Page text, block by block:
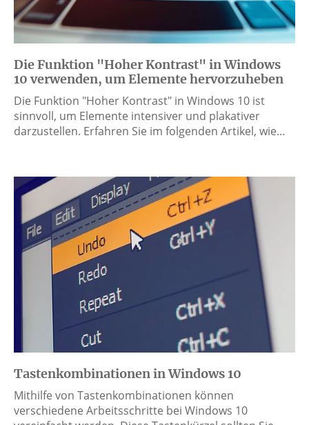
Die Funktion "Hoher Kontrast" in Windows
10 verwenden, um Elemente hervorzuheben
Die Funktion "Hoher Kontrast" in Windows 10 ist
sinnvoll, um Elemente intensiver und plakativer
darzustellen. Erfahren Sie im folgenden Artikel, wie…
Tastenkombinationen in Windows 10
Mithilfe von Tastenkombinationen können
verschiedene Arbeitsschritte bei Windows 10